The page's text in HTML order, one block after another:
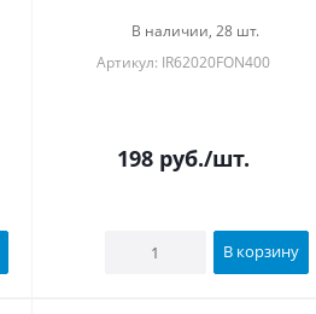
В наличии, 28 шт.
Артикул: IR62020FON400
198руб./шт.
В корзину